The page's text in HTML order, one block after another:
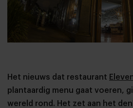
Het nieuws dat restaurant
plantaardig menu gaat voeren,
wereld rond. Het zet aan het